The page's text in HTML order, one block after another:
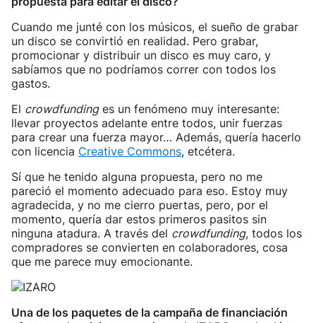
Cuando me junté con los músicos, el sueño de grabar
un disco se convirtió en realidad. Pero grabar,
promocionar y distribuir un disco es muy caro, y
sabíamos que no podríamos correr con todos los
gastos.
El crowdfundinges un fenómeno muy interesante:
llevar proyectos adelante entre todos, unir fuerzas
para crear una fuerza mayor… Además, quería hacerlo
con licencia Creative Commons, etcétera.
Sí que he tenido alguna propuesta, pero no me
pareció el momento adecuado para eso. Estoy muy
agradecida, y no me cierro puertas, pero, por el
momento, quería dar estos primeros pasitos sin
ninguna atadura. A través del crowdfunding, todos los
compradores se convierten en colaboradores, cosa
que me parece muy emocionante.
Una de los paquetes de la campaña de financiación